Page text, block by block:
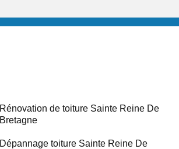
Rénovation de toiture Sainte Reine De
Bretagne
Dépannage toiture Sainte Reine De